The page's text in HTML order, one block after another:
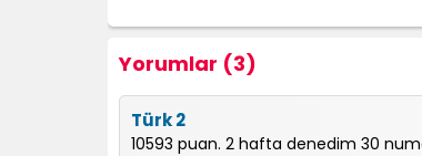
Yorumlar (3)
Türk 2
10593 puan. 2 hafta denedim 30